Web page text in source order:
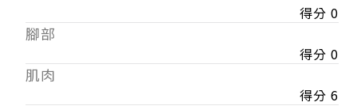
得分 0
腳部
得分 0
肌肉
得分 6
【會費】
入會費新臺幣1200元，於會員入會時繳納；常年會
費1200元，於每年度繳納。